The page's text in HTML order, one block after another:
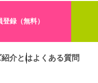
登録（無料）
介とはよくある質問